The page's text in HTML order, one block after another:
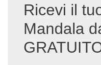
Ricevi il
Mandala